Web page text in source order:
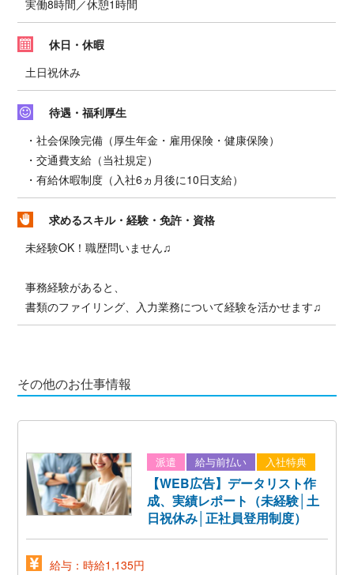
実働8時間／休憩1時間
休日・休暇
土日祝休み
待遇・福利厚生
・社会保険完備（厚生年金・雇用保険・健康保険）
・交通費支給（当社規定）
・有給休暇制度（入社6ヵ月後に10日支給）
求めるスキル・経験・免許・資格
未経験OK！職歴問いません♫
事務経験があると、
書類のファイリング、入力業務について経験を活かせます♫
その他のお仕事情報
派遣 給与前払い 入社特典
【WEB広告】データリスト作
成、実績レポート（未経験│土
日祝休み│正社員登用制度）
給与：時給1,135円